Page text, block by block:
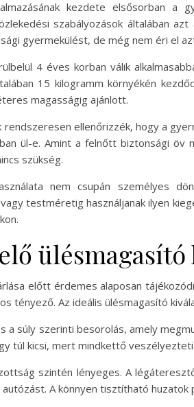
kezdete elsősorban a
szabályozások általában
gyermekülést, de még nem éri el
4 éves korban válik
15 kilogramm környékén
magasságig ajánlott.
rendszeresen ellenőrizzék, hogy a
ül-e. Amint a felnőtt biztonsági öv
szükség.
nem csupán személyes
testméretig használjanak ilyen
előtt érdemes alaposan
tényező. Az ideális ülésmagasító
a súly szerinti besorolás, amely
túl kicsi, mert mindkettő
szintén lényeges. A
A könnyen tisztítható